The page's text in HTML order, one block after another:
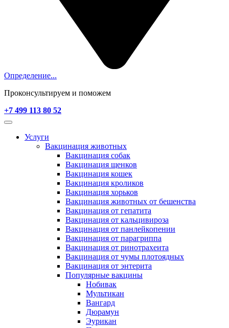
Определение...
Проконсультируем и поможем
+7 499 113 80 52
Услуги
Вакцинация животных
Вакцинация собак
Вакцинация щенков
Вакцинация кошек
Вакцинация кроликов
Вакцинация хорьков
Вакцинация животных от бешенства
Вакцинация от гепатита
Вакцинация от кальцивироза
Вакцинация от панлейкопении
Вакцинация от парагриппа
Вакцинация от ринотрахеита
Вакцинация от чумы плотоядных
Вакцинация от энтерита
Популярные вакцины
Нобивак
Мультикан
Вангард
Дюрамун
Эурикан